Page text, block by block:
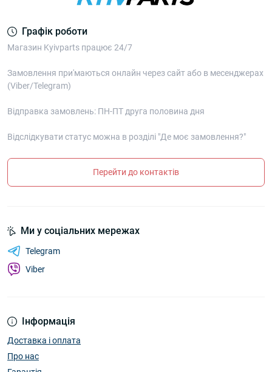
Графік роботи
Магазин Kyivparts працює 24/7
Замовлення при'маються онлайн через сайт або в месенджерах
(Viber/Telegram)
Відправка замовлень: ПН-ПТ друга половина дня
Відслідкувати статус можна в розділі "Де моє замовлення?"
Перейти до контактів
Інформація
Доставка і оплата
Про нас
Ми у соціальних мережах
Telegram
Viber